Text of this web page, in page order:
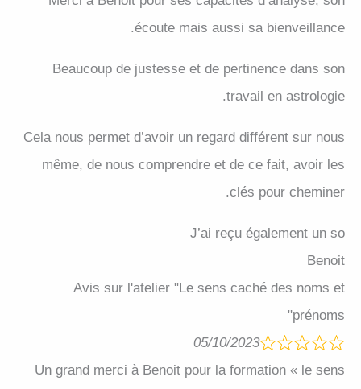
écoute mais aussi sa bienveillance.
Beaucoup de justesse et de pertinence dans son
travail en astrologie.
Cela nous permet d’avoir un regard différent sur nous
même, de nous comprendre et de ce fait, avoir les
clés pour cheminer.
J’ai reçu également un so
Benoit
Avis sur l'atelier "Le sens caché des noms et
prénoms"
05/10/2023
Un grand merci à Benoit pour la formation « le sens